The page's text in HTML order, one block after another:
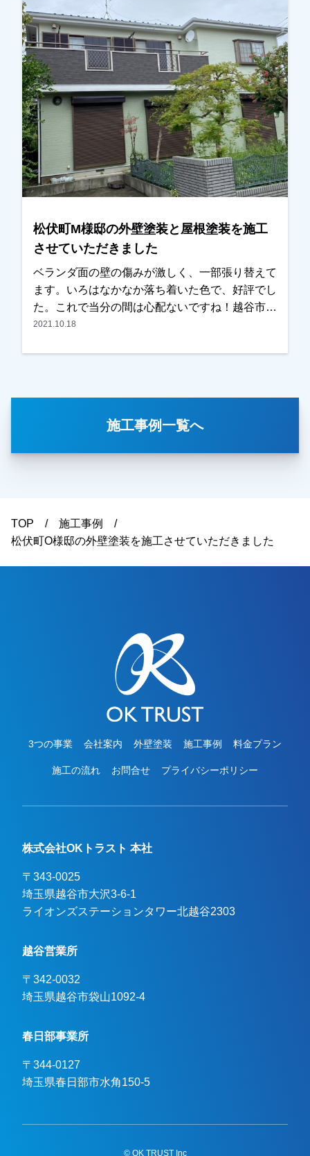
も顔を覚えていただいている様になりました。本
当にありがたいです。越谷市・春日部市・野田市
で外壁塗装をお考えのお客様、まずはご相談から
でもＯＫです！ご遠慮なくお申しつけください！
松伏町M様邸の外壁塗装と屋根塗装を施工
させていただきました
ベランダ面の壁の傷みが激しく、一部張り替えて
ます。いろはなかなか落ち着いた色で、好評でし
た。これで当分の間は心配ないですね！越谷市・
春日部市・野田市で外壁塗装をお考えのお客様、
2021.10.18
施工事例一覧へ
TOP
施工事例
松伏町O様邸の外壁塗装を施工させていただきました
3つの事業 会社案内 外壁塗装 施工事例 料金プラン
施工の流れ お問合せ プライバシーポリシー
株式会社OKトラスト 本社
〒343-0025
埼玉県越谷市大沢3-6-1
ライオンズステーションタワー北越谷2303
越谷営業所
〒342-0032
埼玉県越谷市袋山1092-4
春日部事業所
〒344-0127
埼玉県春日部市水角150-5
© OK TRUST Inc